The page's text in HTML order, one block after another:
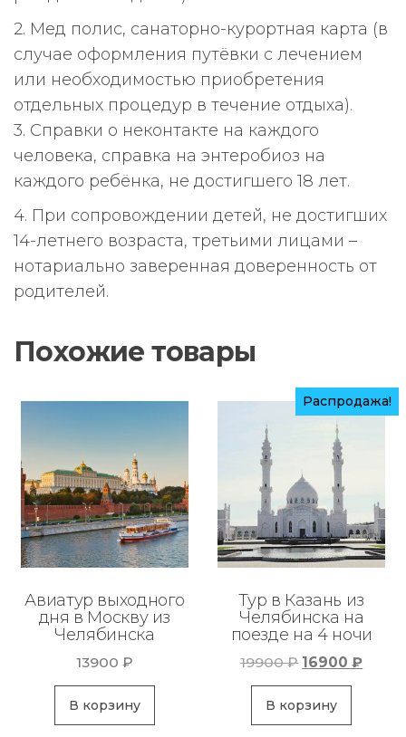
2. Мед полис, санаторно-курортная карта (в
случае оформления путёвки с лечением
или необходимостью приобретения
отдельных процедур в течение отдыха).
3. Справки о неконтакте на каждого
человека, справка на энтеробиоз на
каждого ребёнка, не достигшего 18 лет.
4. При сопровождении детей, не достигших
14-летнего возраста, третьими лицами –
нотариально заверенная доверенность от
родителей.
Похожие товары
Авиатур выходного
дня в Москву из
Челябинска
13900 ₽
В корзину
Распродажа!
Тур в Казань из
Челябинска на
поезде на 4 ночи
19900₽
цена
составляла
19900 ₽.
16900₽
В корзину